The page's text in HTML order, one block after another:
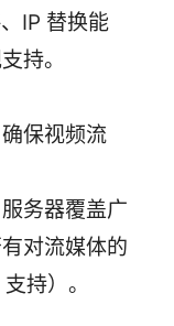
IP 替换能
持。
保视频流
务器覆盖广
对流媒体的
持）。